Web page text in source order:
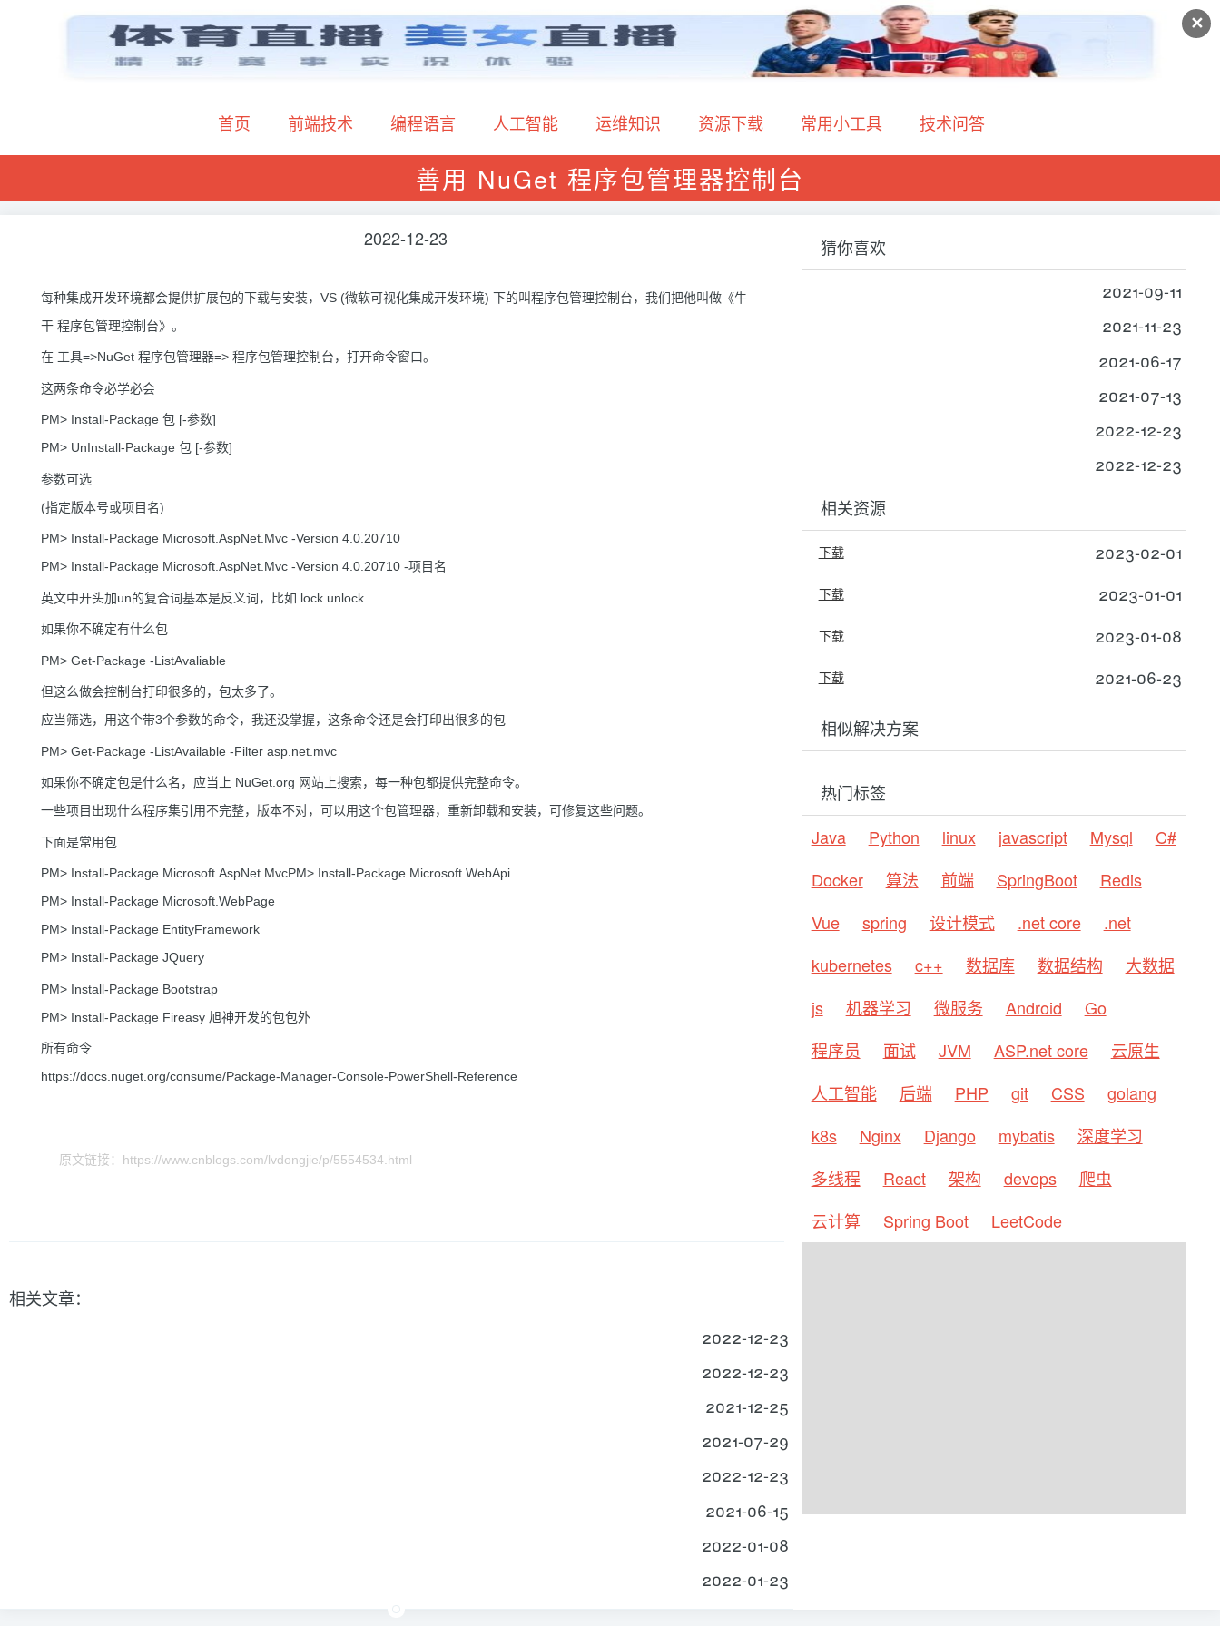
✕
首页 前端技术 编程语言 人工智能 运维知识 资源下载 常用小工具 技术问答
善用 NuGet 程序包管理器控制台
2022-12-23
每种集成开发环境都会提供扩展包的下载与安装，VS (微软可视化集成开发环境) 下的叫程序包管理控制台，我们把他叫做《牛
干 程序包管理控制台》。
在 工具=>NuGet 程序包管理器=> 程序包管理控制台，打开命令窗口。
这两条命令必学必会
PM> Install-Package 包 [-参数]
PM> UnInstall-Package 包 [-参数]
参数可选
(指定版本号或项目名)
PM> Install-Package Microsoft.AspNet.Mvc -Version 4.0.20710
PM> Install-Package Microsoft.AspNet.Mvc -Version 4.0.20710 -项目名
英文中开头加un的复合词基本是反义词，比如 lock unlock
如果你不确定有什么包
PM> Get-Package -ListAvaliable
但这么做会控制台打印很多的，包太多了。
应当筛选，用这个带3个参数的命令，我还没掌握，这条命令还是会打印出很多的包
PM> Get-Package -ListAvailable -Filter asp.net.mvc
如果你不确定包是什么名，应当上 NuGet.org 网站上搜索，每一种包都提供完整命令。
一些项目出现什么程序集引用不完整，版本不对，可以用这个包管理器，重新卸载和安装，可修复这些问题。
下面是常用包
PM> Install-Package Microsoft.AspNet.MvcPM> Install-Package Microsoft.WebApi
PM> Install-Package Microsoft.WebPage
PM> Install-Package EntityFramework
PM> Install-Package JQuery
PM> Install-Package Bootstrap
PM> Install-Package Fireasy 旭神开发的包包外
所有命令
https://docs.nuget.org/consume/Package-Manager-Console-PowerShell-Reference
原文链接：https://www.cnblogs.com/lvdongjie/p/5554534.html
相关文章：
2022-12-23
2022-12-23
2021-12-25
2021-07-29
2022-12-23
2021-06-15
2022-01-08
2022-01-23
猜你喜欢
2021-09-11
2021-11-23
2021-06-17
2021-07-13
2022-12-23
2022-12-23
相关资源
下载 2023-02-01
下载 2023-01-01
下载 2023-01-08
下载 2021-06-23
相似解决方案
热门标签
Java
Python linux javascript Mysql
C#
Docker
算法 前端 SpringBoot
Redis
Vue
spring 设计模式 .net core
.net
kubernetes
c++ 数据库 数据结构
大数据
js
机器学习 微服务 Android
Go
程序员
面试 JVM ASP.net core
云原生
人工智能
后端 PHP git CSS
golang
k8s
Nginx Django mybatis
深度学习
多线程
React 架构 devops
爬虫
云计算
Spring Boot LeetCode